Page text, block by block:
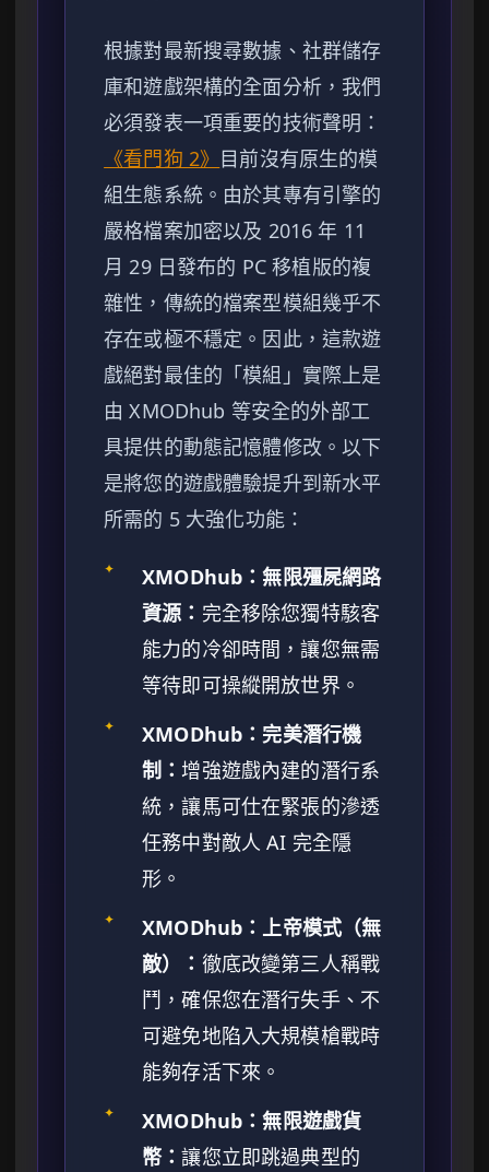
根據對最新搜尋數據、社群儲存
庫和遊戲架構的全面分析，我們
必須發表一項重要的技術聲明：
《看門狗 2》 目前沒有原生的模
組生態系統。由於其專有引擎的
嚴格檔案加密以及 2016 年 11
月 29 日發布的 PC 移植版的複
雜性，傳統的檔案型模組幾乎不
存在或極不穩定。因此，這款遊
戲絕對最佳的「模組」實際上是
由 XMODhub 等安全的外部工
具提供的動態記憶體修改。以下
是將您的遊戲體驗提升到新水平
所需的 5 大強化功能：
✦
XMODhub：無限殭屍網路
資源： 完全移除您獨特駭客
能力的冷卻時間，讓您無需
等待即可操縱開放世界。
✦
XMODhub：完美潛行機
制： 增強遊戲內建的潛行系
統，讓馬可仕在緊張的滲透
任務中對敵人 AI 完全隱
形。
✦
XMODhub：上帝模式（無
敵）： 徹底改變第三人稱戰
鬥，確保您在潛行失手、不
可避免地陷入大規模槍戰時
能夠存活下來。
✦
XMODhub：無限遊戲貨
幣：讓您立即跳過典型的